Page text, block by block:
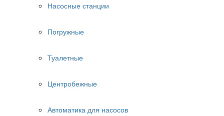
Насосные станции
Погружные
Туалетные
Центробежные
Автоматика для насосов